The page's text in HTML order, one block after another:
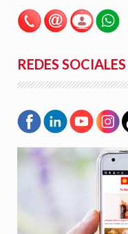
REDES SOCIALES